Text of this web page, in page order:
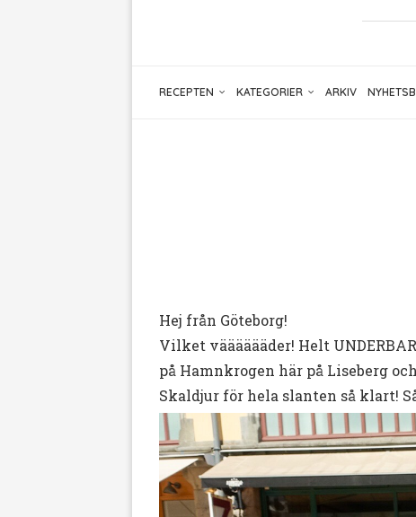
RECEPTEN KATEGORIER ARKIV
Hej från Göteborg!
Vilket vääääääder! Helt
på Hamnkrogen här på Liseberg
Skaldjur för hela slanten så klart!